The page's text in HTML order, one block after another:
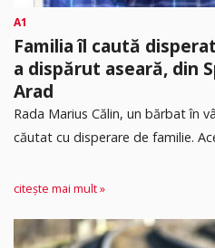
A1
Familia îl caută
a dispărut aseară, din
Arad
Rada Marius Călin, un bărbat în
căutat cu disperare de familie.
citește mai mult »